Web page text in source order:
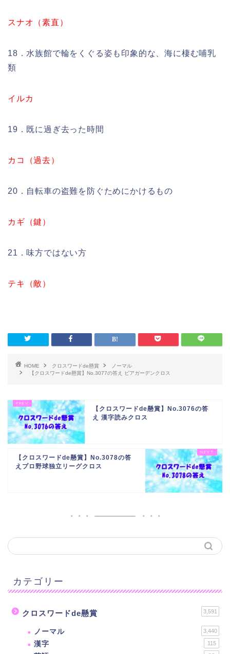
スナオ（素直）
18．水族館で輪をくぐる姿も印象的な、海に棲む哺乳
類
イルカ
19．既に過ぎ去った時間
カコ（過去）
20．自転車の盗難を防ぐためにかけるもの
カギ（鍵）
21．味方ではない方
テキ（敵）
HOME クロスワードde懸賞
ノーマル
【クロスワードde懸賞】No.3077の答え ビアガーデンクロス
【クロスワードde懸賞】No.3076の答
え 漢字読みクロス
【クロスワードde懸賞】No.3078の答
えプロ野球独立リーグクロス
カテゴリー
クロスワードde懸賞 3,591
ノーマル 3,440
漢字 115